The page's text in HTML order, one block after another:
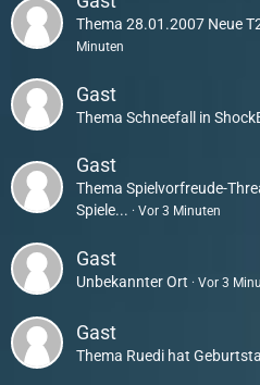
Thema 28.01.2007 Neue
Minuten
Gast
Thema Schneefall in
Gast
Thema Spielvorfreude-
Spiele...
Vor 3 Minuten
Gast
Unbekannter Ort Vor 3
Gast
Thema Ruedi hat